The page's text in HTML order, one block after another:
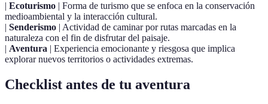
| Ecoturismo | Forma de turismo que se enfoca en la conservación
medioambiental y la interacción cultural.
| Senderismo | Actividad de caminar por rutas marcadas en la
naturaleza con el fin de disfrutar del paisaje.
| Aventura | Experiencia emocionante y riesgosa que implica
explorar nuevos territorios o actividades extremas.
Checklist antes de tu aventura